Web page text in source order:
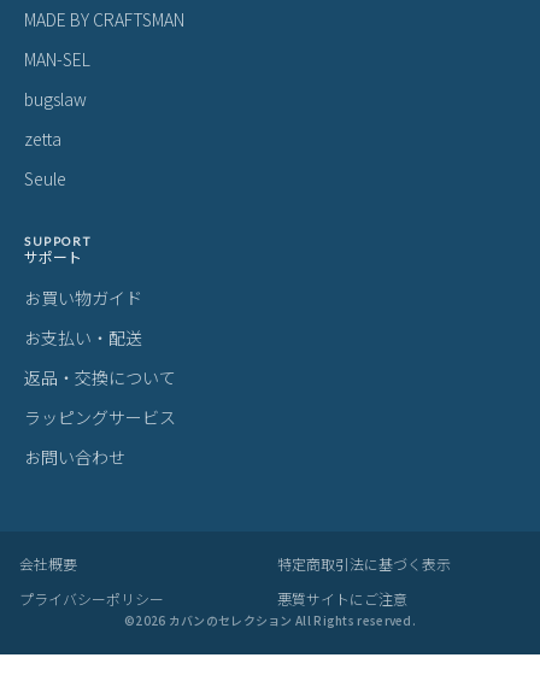
MADE BY CRAFTSMAN
MAN-SEL
bugslaw
zetta
Seule
SUPPORT
サポート
お買い物ガイド
お支払い・配送
返品・交換について
ラッピングサービス
お問い合わせ
会社概要
特定商取引法に基づく表示
プライバシーポリシー
悪質サイトにご注意
©2026 カバンのセレクション All Rights reserved.